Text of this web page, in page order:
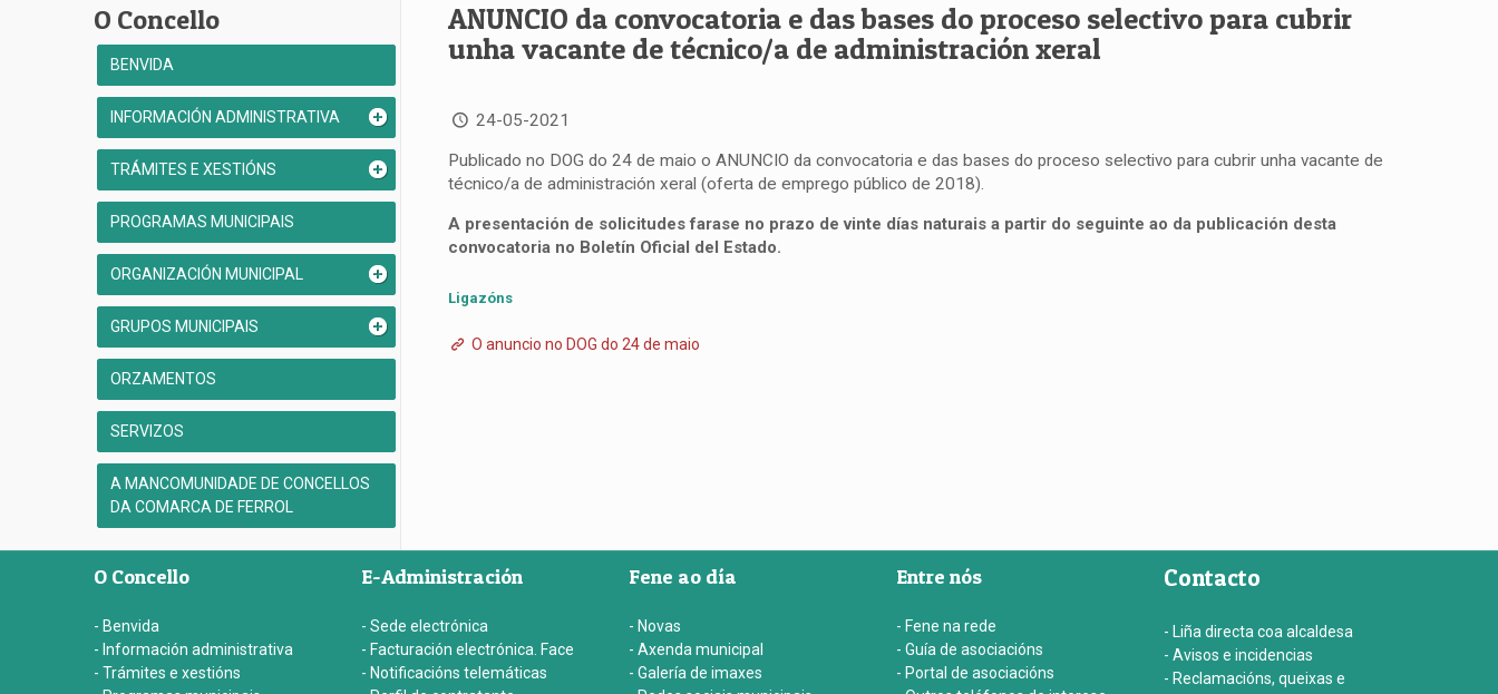
ANUNCIO da convocatoria e das bases do proceso selectivo para cubrir
unha vacante de técnico/a de administración xeral
24-05-2021
Publicado no DOG do 24 de maio o ANUNCIO da convocatoria e das bases do proceso selectivo para cubrir unha vacante de
técnico/a de administración xeral (oferta de emprego público de 2018).
A presentación de solicitudes farase no prazo de vinte días naturais a partir do seguinte ao da publicación desta
convocatoria no Boletín Oficial del Estado.
Ligazóns
O anuncio no DOG do 24 de maio
O Concello
BENVIDA
INFORMACIÓN ADMINISTRATIVA
TRÁMITES E XESTIÓNS
PROGRAMAS MUNICIPAIS
ORGANIZACIÓN MUNICIPAL
GRUPOS MUNICIPAIS
ORZAMENTOS
SERVIZOS
A MANCOMUNIDADE DE CONCELLOS
DA COMARCA DE FERROL
O Concello
- Benvida
- Información administrativa
- Trámites e xestións
E-Administración
- Sede electrónica
- Facturación electrónica. Face
- Notificacións telemáticas
Fene ao día
- Novas
- Axenda municipal
- Galería de imaxes
Entre nós
- Fene na rede
- Guía de asociacións
- Portal de asociacións
Contacto
- Liña directa coa alcaldesa
- Avisos e incidencias
- Reclamacións, queixas e